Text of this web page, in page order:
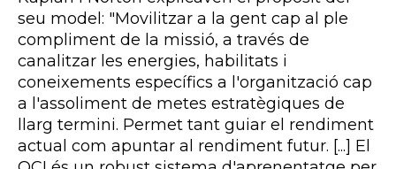
seu model: "Movilitzar a la gent cap al ple
compliment de la missió, a través de
canalitzar les energies, habilitats i
coneixements específics a l'organització cap
a l'assoliment de metes estratègiques de
llarg termini. Permet tant guiar el rendiment
actual com apuntar al rendiment futur. [...] El